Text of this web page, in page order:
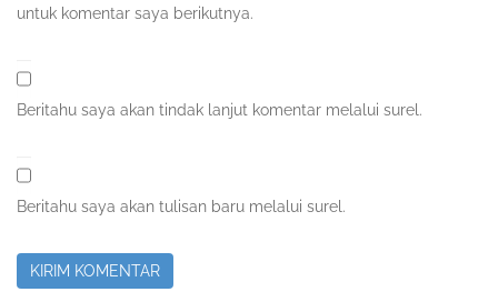
untuk komentar saya berikutnya.
Beritahu saya akan tindak lanjut komentar melalui surel.
Beritahu saya akan tulisan baru melalui surel.